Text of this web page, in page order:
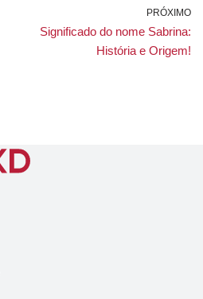
PRÓXIMO
Significado do nome Sabrina:
História e Origem!